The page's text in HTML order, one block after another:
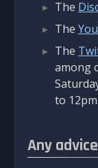
The
The
The
among
to 12pm.
Any